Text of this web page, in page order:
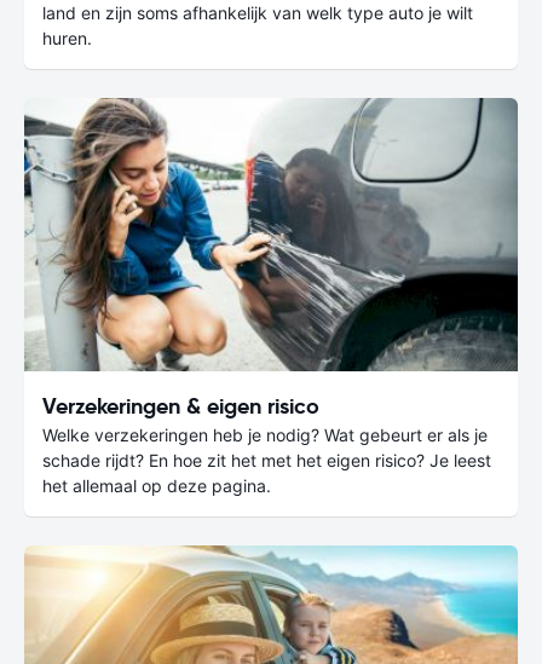
land en zijn soms afhankelijk van welk type auto je wilt
huren.
Verzekeringen & eigen risico
Welke verzekeringen heb je nodig? Wat gebeurt er als je
schade rijdt? En hoe zit het met het eigen risico? Je leest
het allemaal op deze pagina.